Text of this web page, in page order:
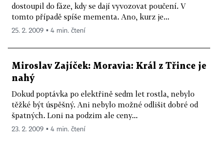
dostoupil do fáze, kdy se dají vyvozovat poučení. V
tomto případě spíše mementa. Ano, kurz je...
25. 2. 2009 ▪ 4 min. čtení
Miroslav Zajíček: Moravia: Král z Třince je
nahý
Dokud poptávka po elektřině sedm let rostla, nebylo
těžké být úspěšný. Ani nebylo možné odlišit dobré od
špatných. Loni na podzim ale ceny...
23. 2. 2009 ▪ 4 min. čtení